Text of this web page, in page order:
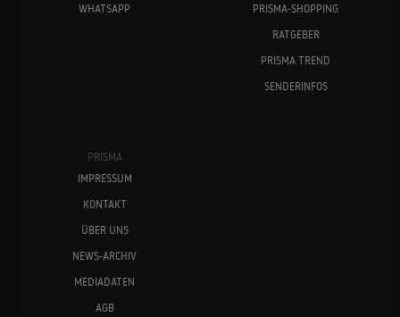
WHATSAPP
PRISMA-SHOPPING
RATGEBER
PRISMA TREND
SENDERINFOS
PRISMA
IMPRESSUM
KONTAKT
ÜBER UNS
NEWS-ARCHIV
MEDIADATEN
AGB